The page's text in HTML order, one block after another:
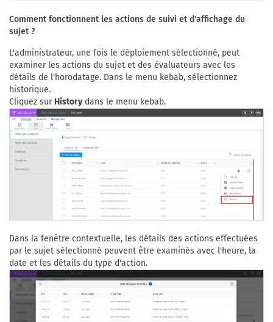
Comment fonctionnent les actions de suivi et d'affichage du
sujet ?
L'administrateur, une fois le déploiement sélectionné, peut
examiner les actions du sujet et des évaluateurs avec les
détails de l'horodatage. Dans le menu kebab, sélectionnez
historique.
Cliquez sur Historydans le menu kebab.
Dans la fenêtre contextuelle, les détails des actions effectuées
par le sujet sélectionné peuvent être examinés avec l'heure, la
date et les détails du type d'action.